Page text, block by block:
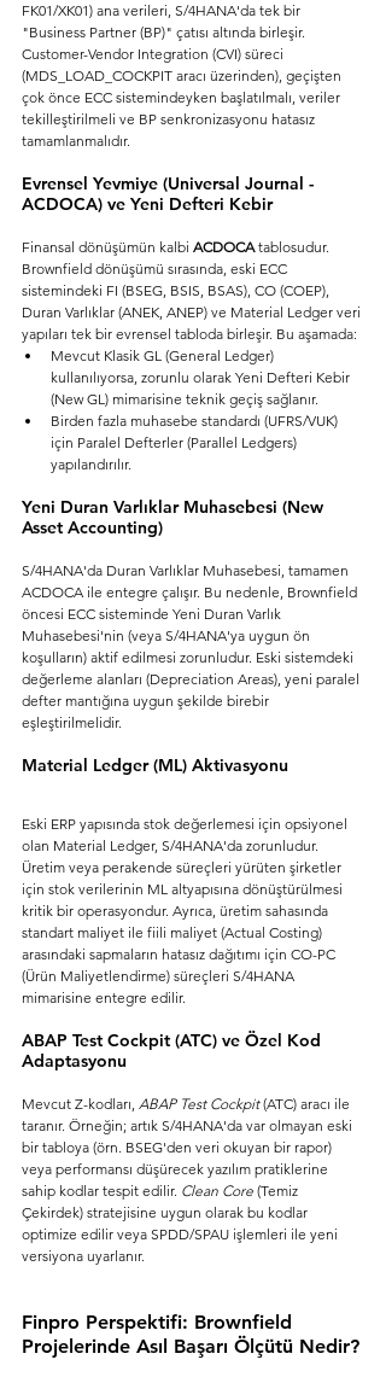
FK01/XK01) ana verileri, S/4HANA'da tek bir
"Business Partner (BP)" çatısı altında birleşir.
Customer-Vendor Integration (CVI) süreci
(MDS_LOAD_COCKPIT aracı üzerinden), geçişten
çok önce ECC sistemindeyken başlatılmalı, veriler
tekilleştirilmeli ve BP senkronizasyonu hatasız
tamamlanmalıdır.
Evrensel Yevmiye (Universal Journal -
ACDOCA) ve Yeni Defteri Kebir
Finansal dönüşümün kalbi ACDOCA tablosudur.
Brownfield dönüşümü sırasında, eski ECC
sistemindeki FI (BSEG, BSIS, BSAS), CO (COEP),
Duran Varlıklar (ANEK, ANEP) ve Material Ledger veri
yapıları tek bir evrensel tabloda birleşir. Bu aşamada:
Mevcut Klasik GL (General Ledger)
kullanılıyorsa, zorunlu olarak Yeni Defteri Kebir
(New GL) mimarisine teknik geçiş sağlanır.
Birden fazla muhasebe standardı (UFRS/VUK)
için Paralel Defterler (Parallel Ledgers)
yapılandırılır.
Yeni Duran Varlıklar Muhasebesi (New
Asset Accounting)
S/4HANA'da Duran Varlıklar Muhasebesi, tamamen
ACDOCA ile entegre çalışır. Bu nedenle, Brownfield
öncesi ECC sisteminde Yeni Duran Varlık
Muhasebesi'nin (veya S/4HANA'ya uygun ön
koşulların) aktif edilmesi zorunludur. Eski sistemdeki
değerleme alanları (Depreciation Areas), yeni paralel
defter mantığına uygun şekilde birebir
eşleştirilmelidir.
Material Ledger (ML) Aktivasyonu
Eski ERP yapısında stok değerlemesi için opsiyonel
olan Material Ledger, S/4HANA'da zorunludur.
Üretim veya perakende süreçleri yürüten şirketler
için stok verilerinin ML altyapısına dönüştürülmesi
kritik bir operasyondur. Ayrıca, üretim sahasında
standart maliyet ile fiili maliyet (Actual Costing)
arasındaki sapmaların hatasız dağıtımı için CO-PC
(Ürün Maliyetlendirme) süreçleri S/4HANA
mimarisine entegre edilir.
ABAP Test Cockpit (ATC) ve Özel Kod
Adaptasyonu
Mevcut Z-kodları, ABAP Test Cockpit (ATC) aracı ile
taranır. Örneğin; artık S/4HANA'da var olmayan eski
bir tabloya (örn. BSEG'den veri okuyan bir rapor)
veya performansı düşürecek yazılım pratiklerine
sahip kodlar tespit edilir. Clean Core (Temiz
Çekirdek) stratejisine uygun olarak bu kodlar
optimize edilir veya SPDD/SPAU işlemleri ile yeni
versiyona uyarlanır.
Finpro Perspektifi: Brownfield
Projelerinde Asıl Başarı Ölçütü Nedir?